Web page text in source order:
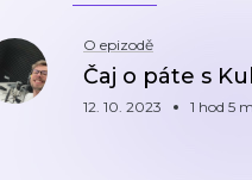
O epizodě
Čaj o páte s
12. 10. 2023 1 hod 5